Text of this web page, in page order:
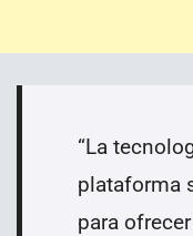
“La
plataforma
para